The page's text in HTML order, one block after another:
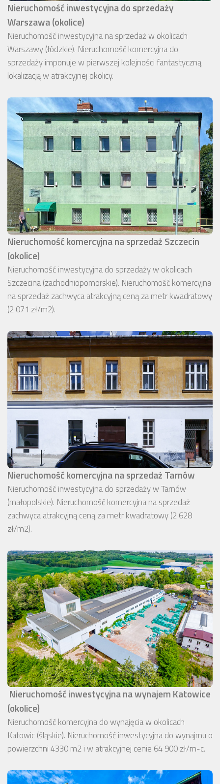
Nieruchomość inwestycyjna do sprzedaży
Warszawa (okolice)
Nieruchomość inwestycyjna na sprzedaż w okolicach
Warszawy (łódzkie). Nieruchomość komercyjna do
sprzedaży imponuje w pierwszej kolejności fantastyczną
lokalizacją w atrakcyjnej okolicy.
Nieruchomość komercyjna na sprzedaż Szczecin
(okolice)
Nieruchomość inwestycyjna do sprzedaży w okolicach
Szczecina (zachodniopomorskie). Nieruchomość komercyjna
na sprzedaż zachwyca atrakcyjną ceną za metr kwadratowy
(2 071 zł/m2).
Nieruchomość komercyjna na sprzedaż Tarnów
Nieruchomość inwestycyjna do sprzedaży w Tarnów
(małopolskie). Nieruchomość komercyjna na sprzedaż
zachwyca atrakcyjną ceną za metr kwadratowy (2 628
zł/m2).
Nieruchomość inwestycyjna na wynajem Katowice
(okolice)
Nieruchomość komercyjna do wynajęcia w okolicach
Katowic (śląskie). Nieruchomość inwestycyjna do wynajmu o
powierzchni 4330 m2 i w atrakcyjnej cenie 64 900 zł/m-c.